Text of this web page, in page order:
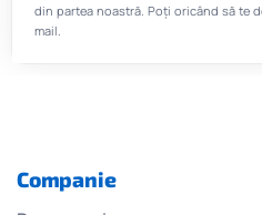
din partea noastră. Poți oricând să te
mail.
Companie